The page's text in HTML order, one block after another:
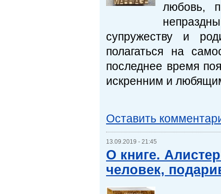
любовь,
супружеству и
полагаться на
последнее время
искренним и
Оставить
13.09.2019 - 21:45
О книге.
человек,